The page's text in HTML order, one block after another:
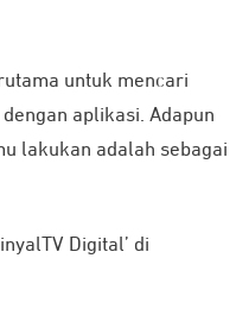
untuk mencari
aplikasi. Adapun
lakukan adalah sebagai
Digital’ di